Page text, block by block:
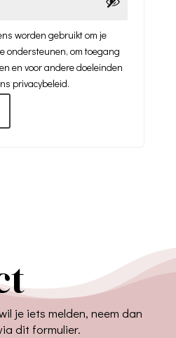
worden gebruikt om je
ondersteunen, om toegang
en voor andere doeleinden
privacybeleid.
je iets melden, neem dan
dit formulier.